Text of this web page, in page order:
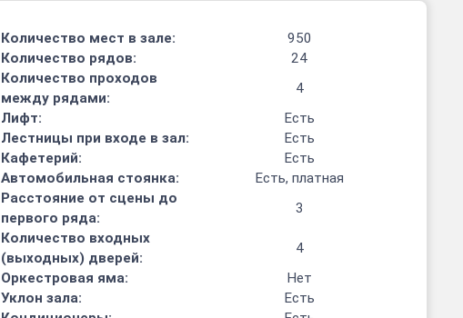
Количество мест в зале:
950
Количество рядов:
24
Количество проходов
между рядами:
4
Лифт:
Есть
Лестницы при входе в зал:
Есть
Кафетерий:
Есть
Автомобильная стоянка:
Есть, платная
Расстояние от сцены до
первого ряда:
3
Количество входных
(выходных) дверей:
4
Оркестровая яма:
Нет
Уклон зала:
Есть